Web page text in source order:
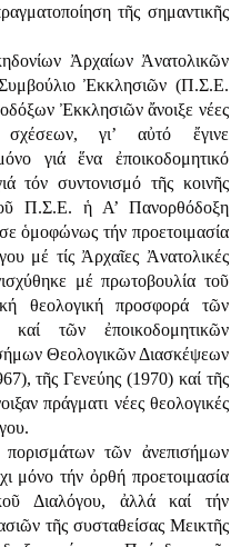
τῆς σημαντικῆς
Ἀρχαίων Ἀνατολικῶν
Ἐκκλησιῶν (Π.Σ.Ε.
Ἐκκλησιῶν ἄνοιξε νέες
σχέσεων, γι’ αὐτό ἔγινε
γιά ἕνα ἐποικοδομητικό
τόν συντονισμό τῆς κοινῆς
Π.Σ.Ε. ἡ Α’ Πανορθόδοξη
ὁμοφώνως τήν προετοιμασία
μέ τίς Ἀρχαῖες Ἀνατολικές
μέ πρωτοβουλία τοῦ
θεολογική προσφορά τῶν
καί τῶν ἐποικοδομητικῶν
Θεολογικῶν Διασκέψεων
τῆς Γενεύης (1970) καί τῆς
πράγματι νέες θεολογικές
τῶν ἀνεπισήμων
μόνο τήν ὀρθή προετοιμασία
Διαλόγου, ἀλλά καί τήν
τῆς συσταθείσας Μεικτῆς